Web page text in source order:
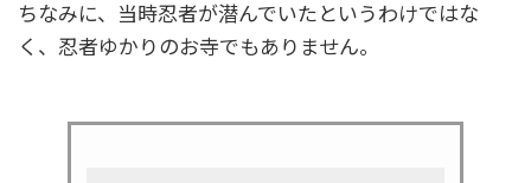
ちなみに、当時忍者が潜んでいたというわけではな
く、忍者ゆかりのお寺でもありません。